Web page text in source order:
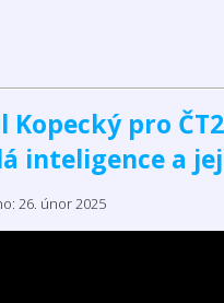
Kopecký pro
inteligence a
26. únor 2025